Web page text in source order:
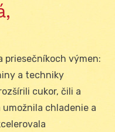
priesečníkoch výmen:
a techniky
cukor, čili a
chladenie a